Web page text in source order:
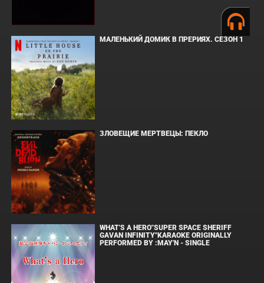
МАЛЕНЬКИЙ ДОМИК В ПРЕРИЯХ. СЕЗОН 1
ЗЛОВЕЩИЕ МЕРТВЕЦЫ: ПЕКЛО
WHAT'S A HERO"SUPER SPACE SHERIFF
GAVAN INFINITY"KARAOKE ORIGINALLY
PERFORMED BY :MAY'N - SINGLE